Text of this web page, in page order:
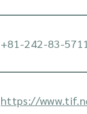
+81-242-83-5711
https://